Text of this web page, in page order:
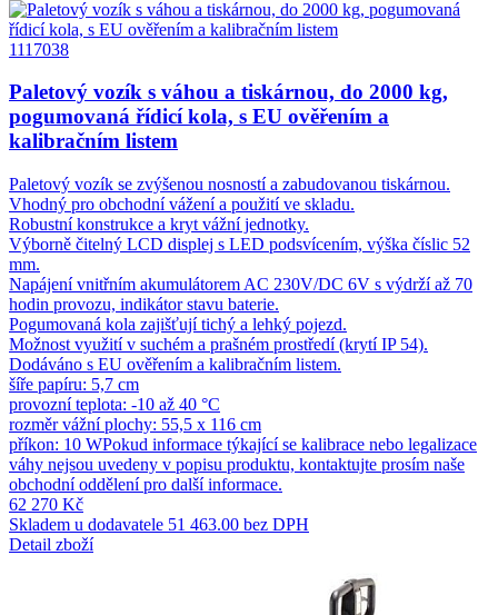
1117038
Paletový vozík s váhou a tiskárnou, do 2000 kg,
pogumovaná řídicí kola, s EU ověřením a
kalibračním listem
Paletový vozík se zvýšenou nosností a zabudovanou tiskárnou.
Vhodný pro obchodní vážení a použití ve skladu.
Robustní konstrukce a kryt vážní jednotky.
Výborně čitelný LCD displej s LED podsvícením, výška číslic 52
mm.
Napájení vnitřním akumulátorem AC 230V/DC 6V s výdrží až 70
hodin provozu, indikátor stavu baterie.
Pogumovaná kola zajišťují tichý a lehký pojezd.
Možnost využití v suchém a prašném prostředí (krytí IP 54).
Dodáváno s EU ověřením a kalibračním listem.
šíře papíru: 5,7 cm
provozní teplota: -10 až 40 °C
rozměr vážní plochy: 55,5 x 116 cm
příkon: 10 WPokud informace týkající se kalibrace nebo legalizace
váhy nejsou uvedeny v popisu produktu, kontaktujte prosím naše
obchodní oddělení pro další informace.
62 270 Kč
Skladem u dodavatele 51 463.00 bez DPH
Detail zboží